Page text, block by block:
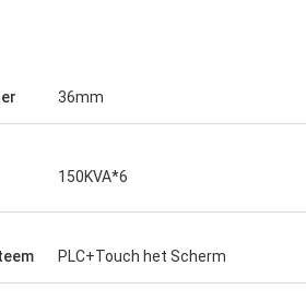
36mm
150KVA*6
PLC+Touch het Scherm